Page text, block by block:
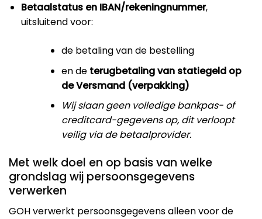
Betaalstatus en IBAN/rekeningnummer,
uitsluitend voor:
de betaling van de bestelling
en de terugbetaling van statiegeld op
de Versmand (verpakking)
Wij slaan geen volledige bankpas- of
creditcard-gegevens op, dit verloopt
veilig via de betaalprovider.
Met welk doel en op basis van welke
grondslag wij persoonsgegevens
verwerken
GOH verwerkt persoonsgegevens alleen voor de